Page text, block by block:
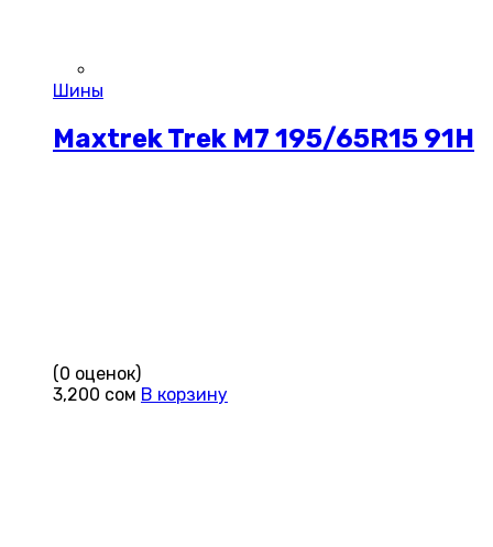
Шины
Maxtrek Trek M7 195/65R15 91H
(0 оценок)
3,200 сом В корзину